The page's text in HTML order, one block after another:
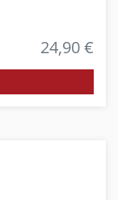
24,90 €